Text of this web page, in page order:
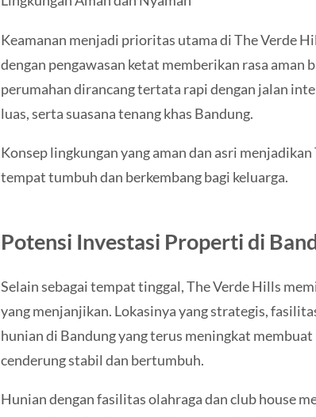
Keamanan menjadi prioritas utama di The Verde
dengan pengawasan ketat memberikan rasa aman
perumahan dirancang tertata rapi dengan jalan
luas, serta suasana tenang khas Bandung.
Konsep lingkungan yang aman dan asri
tempat tumbuh dan berkembang bagi keluarga.
Potensi Investasi Properti di
Selain sebagai tempat tinggal, The Verde Hills
yang menjanjikan. Lokasinya yang strategis,
hunian di Bandung yang terus meningkat
cenderung stabil dan bertumbuh.
Hunian dengan fasilitas olahraga dan club house